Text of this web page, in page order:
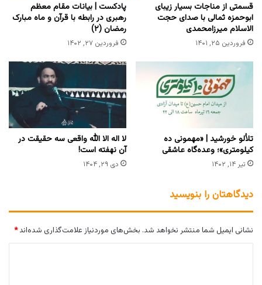
قسمتى از مناجات بسیار زیباى
ابوحمزه ثمالی با صداى حجت
الاسلام میرزامحمدى
فروردین ۲۵, ۱۴۰۱
پادکست | بیانات مقام معظم
رهبری در رابطه با قرآن و ماه مبارک
رمضان (۲)
فروردین ۲۷, ۱۴۰۲
تلألو خورشید | «مهمونی ده
کیلومتری»؛ وعده‌گاه عاشقی
تیر ۱۴, ۱۴۰۲
لا اله الا الله واقعی سه حقیقت در
آن نهفته است!
دی ۲۹, ۱۴۰۴
دیدگاهتان را بنویسید
نشانی ایمیل شما منتشر نخواهد شد. بخش‌های موردنیاز علامت‌گذاری شده‌اند*